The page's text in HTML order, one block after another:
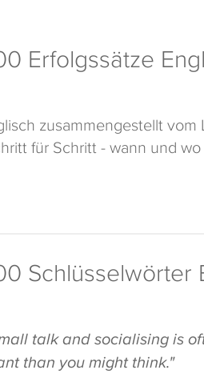
Erfolgssätze
zusammengestellt vom
für Schritt - wann und
Schlüsselwörter
talk and socialising is
than you might think."